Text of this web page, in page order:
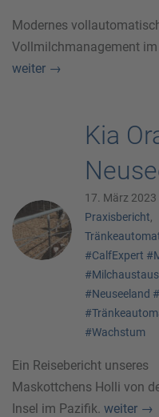
Modernes
Vollmilchmanagement
weiter →
Kia
17. März
Praxisbericht,
#CalfExpert
#Neuseeland
#Wachstum
Ein Reisebericht unseres
Maskottchens Holli von
Insel im Pazifik. weiter →